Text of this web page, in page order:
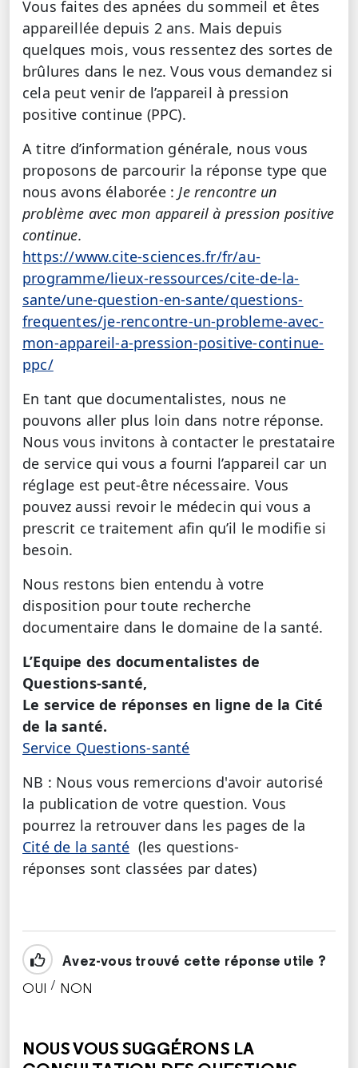
Vous faites des apnées du sommeil et êtes
appareillée depuis 2 ans. Mais depuis
quelques mois, vous ressentez des sortes de
brûlures dans le nez. Vous vous demandez si
cela peut venir de l’appareil à pression
positive continue (PPC).
A titre d’information générale, nous vous
proposons de parcourir la réponse type que
nous avons élaborée :Je rencontre un
problème avec mon appareil à pression positive
continue.
https://www.cite-sciences.fr/fr/au-
programme/lieux-ressources/cite-de-la-
sante/une-question-en-sante/questions-
frequentes/je-rencontre-un-probleme-avec-
mon-appareil-a-pression-positive-continue-
ppc/
En tant que documentalistes, nous ne
pouvons aller plus loin dans notre réponse.
Nous vous invitons à contacter le prestataire
de service qui vous a fourni l’appareil car un
réglage est peut-être nécessaire. Vous
pouvez aussi revoir le médecin qui vous a
prescrit ce traitement afin qu’il le modifie si
besoin.
Nous restons bien entendu à votre
disposition pour toute recherche
documentaire dans le domaine de la santé.
L’Equipe des documentalistes de
Questions-santé,
Le service de réponses en ligne de la Cité
de la santé.
Service Questions-santé
NB : Nous vous remercions d'avoir autorisé
la publication de votre question. Vous
pourrez la retrouver dans les pages de la
Cité de la santé (les questions-
réponses sont classées par dates)
Avez-vous trouvé cette réponse utile ?
OUI / NON
NOUS VOUS SUGGÉRONS LA